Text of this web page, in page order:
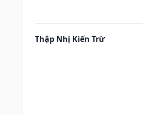
Thập Nhị Kiến Trừ